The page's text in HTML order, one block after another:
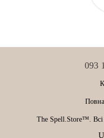
093
Повна
The Spell.Store™. Всі